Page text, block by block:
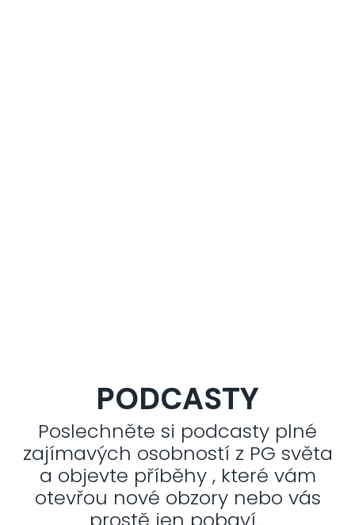
PODCASTY
Poslechněte si podcasty plné
zajímavých osobností z PG světa
a objevte příběhy , které vám
otevřou nové obzory nebo vás
prostě jen pobaví...